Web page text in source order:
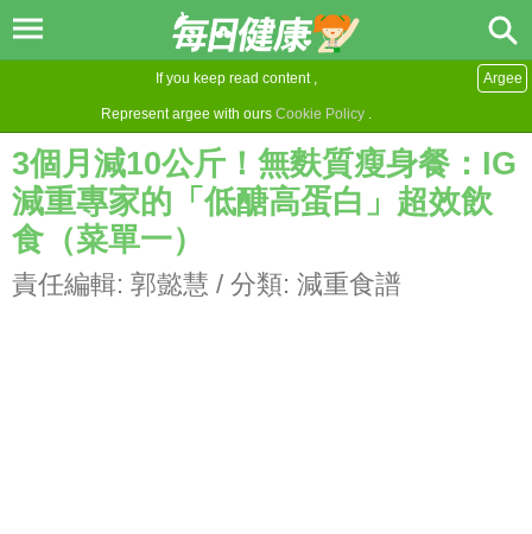
If you keep read content ,
Represent argee with ours Cookie Policy .
Argee
3個月減10公斤！無麩質瘦身餐：IG
減重專家的「低醣高蛋白」超效飲
食（菜單一）
責任編輯: 郭懿慧 / 分類: 減重食譜